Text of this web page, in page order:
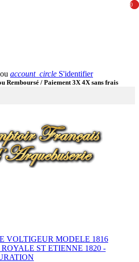
ou account_circle S'identifier
Remboursé / Paiement 3X 4X sans frais
0
0
VOLTIGEUR MODELE 1816
ST ETIENNE 1820 -